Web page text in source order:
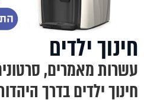
חינוך ילדים
עשרות מאמרים,
חינוך ילדים בדרך